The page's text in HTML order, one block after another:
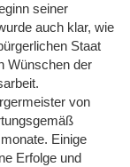
seiner
auch klar, wie
Staat
Wünschen der
von
Einige
Erfolge und